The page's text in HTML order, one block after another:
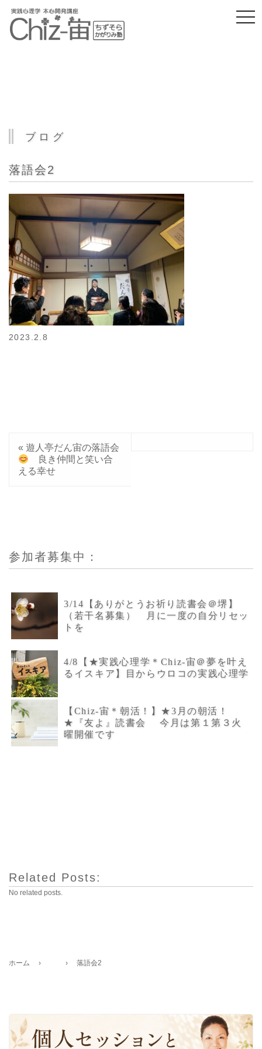
ブログ
落語会2
2023.2.8
« 遊人亭だん宙の落語会
良き仲間と笑い合
える幸せ
参加者募集中：
3/14【ありがとうお祈り読書会＠堺】
（若干名募集） 月に一度の自分リセッ
トを
4/8【★実践心理学＊Chiz-宙＠夢を叶え
るイスキア】目からウロコの実践心理学
【Chiz-宙＊朝活！】★3月の朝活！
★『友よ』読書会 今月は第１第３火
曜開催です
Related Posts:
No related posts.
ホーム › › 落語会2